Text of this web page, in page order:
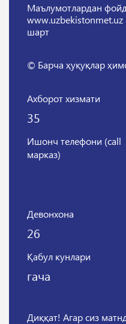
Маълумотлардан
www.uzbekistonmet.uz
шарт
© Барча ҳуқуқлар
Ахборот хизмати
35
Ишонч телефони (call
марказ)
Девонхона
26
Қабул кунлари
гача
Диққат! Агар сиз